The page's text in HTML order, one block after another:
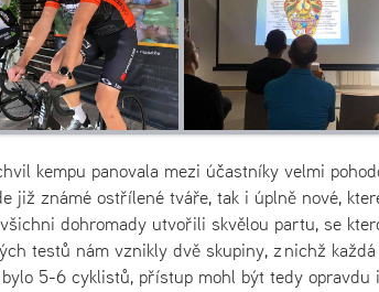
kempu panovala mezi účastníky velmi
již známé ostřílené tváře, tak i úplně nové,
dohromady utvořili skvělou partu, se
testů nám vznikly dvě skupiny, z nichž
bylo 5-6 cyklistů, přístup mohl být tedy opravdu